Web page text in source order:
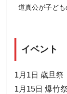
道真公が子ど
イベント
1月1日 歳旦祭
1月15日 爆竹